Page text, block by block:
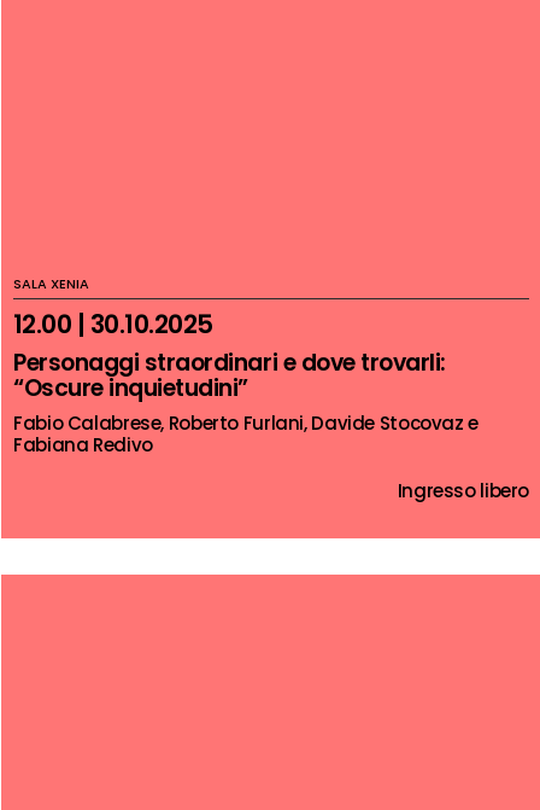
SALA XENIA
12.00 | 30.10.2025
Personaggi straordinari e dove trovarli:
“Oscure inquietudini”
Fabio Calabrese, Roberto Furlani, Davide Stocovaz e
Fabiana Redivo
Ingresso libero